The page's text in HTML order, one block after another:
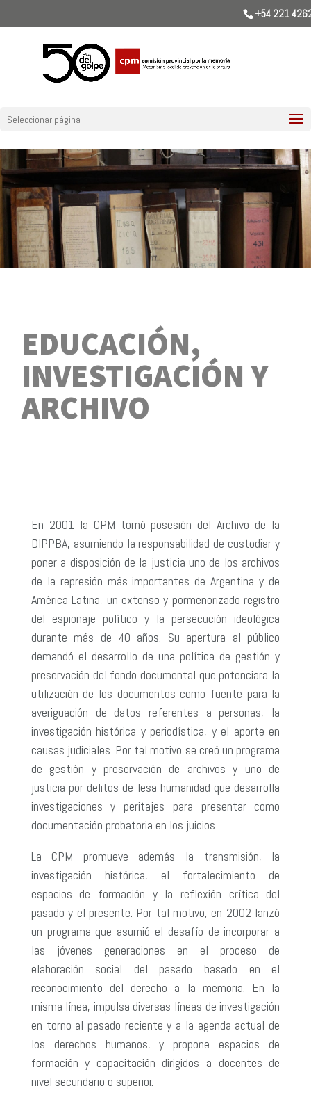
+54 221
Seleccionar página
EDUCACIÓN,
INVESTIGACIÓN Y
ARCHIVO
En 2001 la CPM tomó posesión del Archivo de la
DIPPBA, asumiendo la responsabilidad de custodiar y
poner a disposición de la justicia uno de los archivos
de la represión más importantes de Argentina y de
América Latina, un extenso y pormenorizado registro
del espionaje político y la persecución ideológica
durante más de 40 años. Su apertura al público
demandó el desarrollo de una política de gestión y
preservación del fondo documental que potenciara la
utilización de los documentos como fuente para la
averiguación de datos referentes a personas, la
investigación histórica y periodística, y el aporte en
causas judiciales. Por tal motivo se creó un programa
de gestión y preservación de archivos y uno de
justicia por delitos de lesa humanidad que desarrolla
investigaciones y peritajes para presentar como
documentación probatoria en los juicios.
La CPM promueve además la transmisión, la
investigación histórica, el fortalecimiento de
espacios de formación y la reflexión crítica del
pasado y el presente. Por tal motivo, en 2002 lanzó
un programa que asumió el desafío de incorporar a
las jóvenes generaciones en el proceso de
elaboración social del pasado basado en el
reconocimiento del derecho a la memoria. En la
misma línea, impulsa diversas líneas de investigación
en torno al pasado reciente y a la agenda actual de
los derechos humanos, y propone espacios de
formación y capacitación dirigidos a docentes de
nivel secundario o superior.